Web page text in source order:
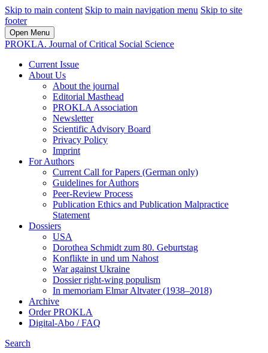
Skip to main content Skip to main navigation menu Skip to site
footer
Open Menu
PROKLA. Journal of Critical Social Science
Current Issue
About Us
About the journal
Editorial Masthead
PROKLA Association
Newsletter
Scientific Advisory Board
Privacy Policy
Imprint
For Authors
Current Call for Papers (German only)
Guidelines for Authors
Peer-Review Process
Publication Ethics and Publication Malpractice
Statement
Dossiers
USA
Dorothea Schmidt zum 80. Geburtstag
Konflikte in und um Nahost
War against Ukraine
Dossier right-wing populism
In me­mo­ri­am Elmar Altvater (1938–2018)
Archive
Order PROKLA
Digital-Abo / FAQ
Search